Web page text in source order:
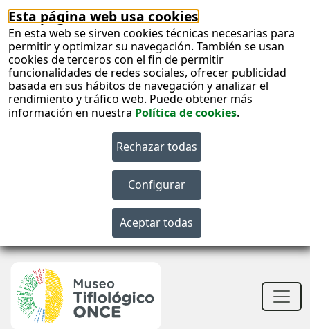
Esta página web usa cookies
En esta web se sirven cookies técnicas necesarias para
permitir y optimizar su navegación. También se usan
cookies de terceros con el fin de permitir
funcionalidades de redes sociales, ofrecer publicidad
basada en sus hábitos de navegación y analizar el
rendimiento y tráfico web. Puede obtener más
información en nuestra Política de cookies.